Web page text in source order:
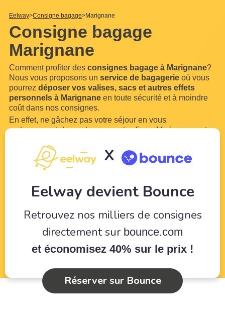
Eelway Consigne bagage Marignane
Consigne bagage
Marignane
Comment profiter des consignes bagage à Marignane?
Nous vous proposons un service de bagagerie où vous
pourrez déposer vos valises, sacs et autres effets
personnels à Marignane en toute sécurité et à moindre
coût dans nos consignes.
En effet, ne gâchez pas votre séjour en vous
embarrassant de vos bagages et valises. Marignane est
Eelway, confiez vos bagages à des professionnels du
tourisme. Libérez-vous de vos bagages pour pouvoir
profiter de... Lire plus
X
Eelway devient Bounce
Retrouvez nos milliers de consignes
directement sur bounce.com
et économisez 40% sur le prix !
Réserver sur Bounce